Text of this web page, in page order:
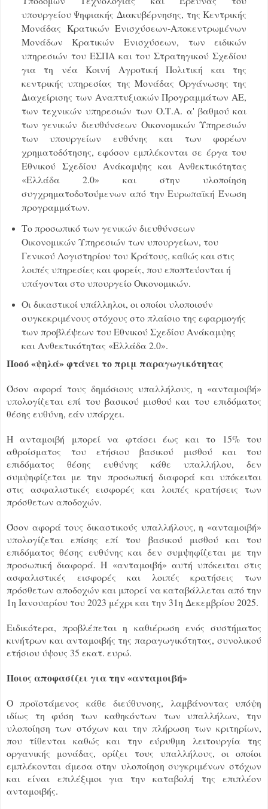
υπουργείου Ψηφιακής Διακυβέρνησης, της Κεντρικής
Μονάδας Κρατικών Ενισχύσεων-Αποκεντρωμένων
Μονάδων Κρατικών Ενισχύσεων, των ειδικών
υπηρεσιών του ΕΣΠΑ και του Στρατηγικού Σχεδίου
για τη νέα Κοινή Αγροτική Πολιτική και της
κεντρικής υπηρεσίας της Μονάδας Οργάνωσης της
Διαχείρισης των Αναπτυξιακών Προγραμμάτων ΑΕ,
των τεχνικών υπηρεσιών των Ο.Τ.Α. α' βαθμού και
των γενικών διευθύνσεων Οικονομικών Υπηρεσιών
των υπουργείων ευθύνης και των φορέων
χρηματοδότησης, εφόσον εμπλέκονται σε έργα του
Εθνικού Σχεδίου Ανάκαμψης και Ανθεκτικότητας
«Ελλάδα 2.0» και στην υλοποίηση
συγχρηματοδοτούμενων από την Ευρωπαϊκή Ένωση
προγραμμάτων.
Το προσωπικό των γενικών διευθύνσεων
Οικονομικών Υπηρεσιών των υπουργείων, του
Γενικού Λογιστηρίου του Κράτους, καθώς και στις
λοιπές υπηρεσίες και φορείς, που εποπτεύονται ή
υπάγονται στο υπουργείο Οικονομικών.
Οι δικαστικοί υπάλληλοι, οι οποίοι υλοποιούν
συγκεκριμένους στόχους στο πλαίσιο της εφαρμογής
των προβλέψεων του Εθνικού Σχεδίου Ανάκαμψης
και Ανθεκτικότητας «Ελλάδα 2.0».
Ποσό «ψηλά» φτάνει το πριμ παραγωγικότητας
Όσον αφορά τους δημόσιους υπαλλήλους, η «ανταμοιβή»
υπολογίζεται επί του βασικού μισθού και του επιδόματος
θέσης ευθύνη, εάν υπάρχει.
Η ανταμοιβή μπορεί να φτάσει έως και το 15% του
αθροίσματος του ετήσιου βασικού μισθού και του
επιδόματος θέσης ευθύνης κάθε υπαλλήλου, δεν
συμψηφίζεται με την προσωπική διαφορά και υπόκειται
στις ασφαλιστικές εισφορές και λοιπές κρατήσεις των
πρόσθετων αποδοχών.
Όσον αφορά τους δικαστικούς υπαλλήλους, η «ανταμοιβή»
υπολογίζεται επίσης επί του βασικού μισθού και του
επιδόματος θέσης ευθύνης και δεν συμψηφίζεται με την
προσωπική διαφορά. Η «ανταμοιβή» αυτή υπόκειται στις
ασφαλιστικές εισφορές και λοιπές κρατήσεις των
πρόσθετων αποδοχών και μπορεί να καταβάλλεται από την
1η Ιανουαρίου του 2023 μέχρι και την 31η Δεκεμβρίου 2025.
Ειδικότερα, προβλέπεται η καθιέρωση ενός συστήματος
κινήτρων και ανταμοιβής της παραγωγικότητας, συνολικού
ετήσιου ύψους 35 εκατ. ευρώ.
Ποιος αποφασίζει για την «ανταμοιβή»
Ο προϊστάμενος κάθε διεύθυνσης, λαμβάνοντας υπόψη
ιδίως τη φύση των καθηκόντων των υπαλλήλων, την
υλοποίηση των στόχων και την πλήρωση των κριτηρίων,
που τίθενται καθώς και την εύρυθμη λειτουργία της
οργανικής μονάδας, ορίζει τους υπαλλήλους, οι οποίοι
εμπλέκονται άμεσα στην υλοποίηση συγκριμένων στόχων
και είναι επιλέξιμοι για την καταβολή της επιπλέον
ανταμοιβής.